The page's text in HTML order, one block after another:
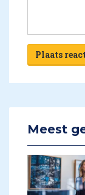
Plaats
Meest